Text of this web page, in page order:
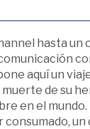
hasta
aquí un
de su
en el mundo.
un